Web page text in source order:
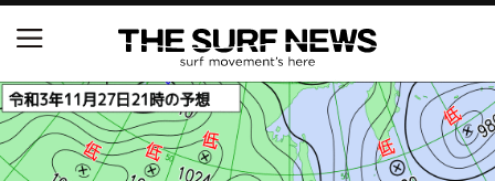
NSAと茅ヶ崎市が包括連携協定を締結 自治体との
協定は全国初、サーフィンを軸に地域活性化へ
【五十嵐カノア独占インタビュー】旧友レオ、ジャ
ックとの豪華プライベートセッション